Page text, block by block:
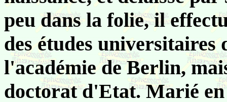
peu dans la folie, il
des études universitaires
l'académie de Berlin,
doctorat d'Etat. Marié